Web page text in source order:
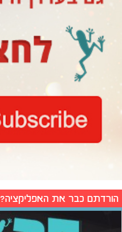
הורדתם כבר את האפליקציה?